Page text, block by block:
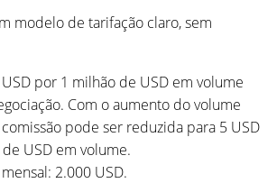
modelo de tarifação claro, sem
por 1 milhão de USD em volume
Com o aumento do volume
pode ser reduzida para 5 USD
USD em volume.
2.000 USD.